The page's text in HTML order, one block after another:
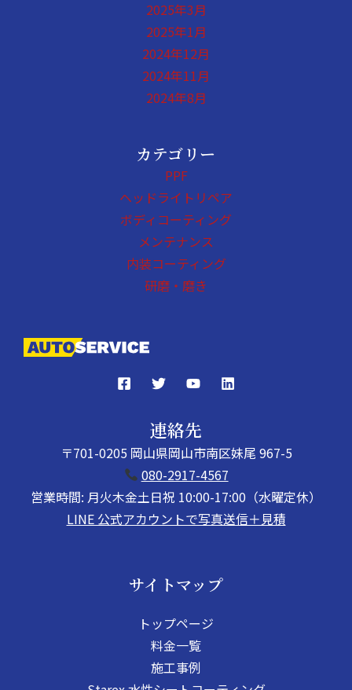
2025年3月
2025年1月
2024年12月
2024年11月
2024年8月
カテゴリー
PPF
ヘッドライトリペア
ボディコーティング
メンテナンス
内装コーティング
研磨・磨き
連絡先
〒701-0205 岡山県岡山市南区妹尾 967-5
080-2917-4567
営業時間: 月火木金土日祝 10:00-17:00（水曜定休）
LINE 公式アカウントで写真送信＋見積
サイトマップ
トップページ
料金一覧
施工事例